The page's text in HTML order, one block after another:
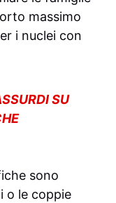
massimo
i nuclei con
SU
sono
o le coppie